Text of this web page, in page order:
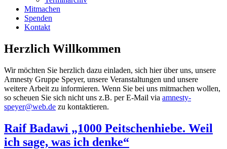
Mitmachen
Spenden
Kontakt
Herzlich Willkommen
Wir möchten Sie herzlich dazu einladen, sich hier über uns, unsere
Amnesty Gruppe Speyer, unsere Veranstaltungen und unsere
weitere Arbeit zu informieren. Wenn Sie bei uns mitmachen wollen,
so scheuen Sie sich nicht uns z.B. per E-Mail via amnesty-
speyer@web.de zu kontaktieren.
Raif Badawi „1000 Peitschenhiebe. Weil
ich sage, was ich denke“